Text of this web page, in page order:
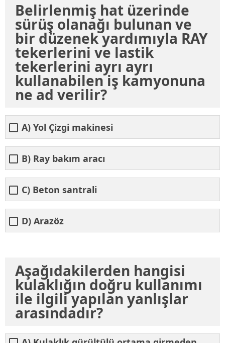
Belirlenmiş hat üzerinde
sürüş olanağı bulunan ve
bir düzenek yardımıyla RAY
tekerlerini ve lastik
tekerlerini ayrı ayrı
kullanabilen iş kamyonuna
ne ad verilir?
A) Yol Çizgi makinesi
B) Ray bakım aracı
C) Beton santrali
D) Arazöz
Aşağıdakilerden hangisi
kulaklığın doğru kullanımı
ile ilgili yapılan yanlışlar
arasındadır?